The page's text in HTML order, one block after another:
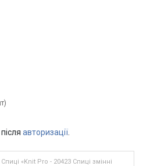
авторизації.
«Knit Pro - 20423 Спиці змінні